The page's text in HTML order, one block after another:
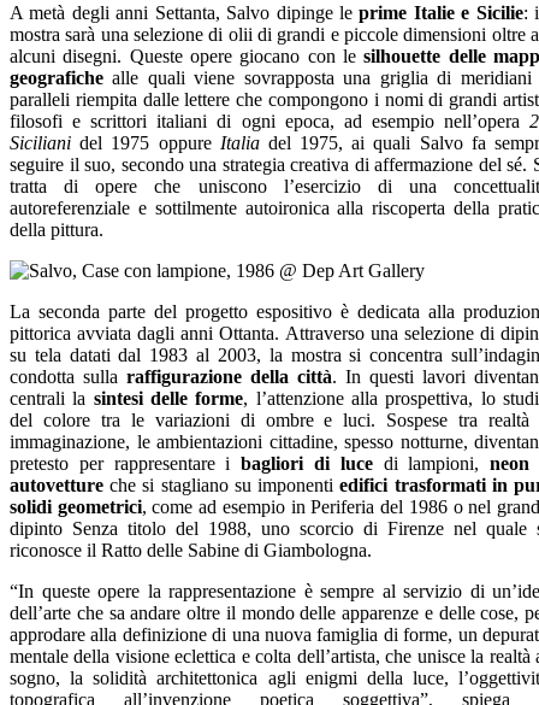
A metà degli anni Settanta, Salvo dipinge leprime Italie e Sicilie:
mostra sarà una selezione di olii di grandi e piccole dimensioni oltre
alcuni disegni. Queste opere giocano con lesilhouette delle
geografiche alle quali viene sovrapposta una griglia di meridiani
paralleli riempita dalle lettere che compongono i nomi di grandi
filosofi e scrittori italiani di ogni epoca, ad esempio nell’opera
Siciliani del 1975 oppureItaliadel 1975, ai quali Salvo fa
seguire il suo, secondo una strategia creativa di affermazione del sé.
tratta di opere che uniscono l’esercizio di una
autoreferenziale e sottilmente autoironica alla riscoperta della
della pittura.
La seconda parte del progetto espositivo è dedicata alla
pittorica avviata dagli anni Ottanta. Attraverso una selezione di
su tela datati dal 1983 al 2003, la mostra si concentra
condotta sulla raffigurazione della città. In questi lavori
centrali la sintesi delle forme, l’attenzione alla prospettiva, lo
del colore tra le variazioni di ombre e luci. Sospese tra realtà
immaginazione, le ambientazioni cittadine, spesso notturne,
pretesto per rappresentare i bagliori di lucedi lampioni,neon
autovetture che si stagliano su imponenti edifici trasformati in
solidi geometrici, come ad esempio in Periferia del 1986 o nel
dipinto Senza titolo del 1988, uno scorcio di Firenze nel quale
riconosce il Ratto delle Sabine di Giambologna.
“In queste opere la rappresentazione è sempre al servizio di
dell’arte che sa andare oltre il mondo delle apparenze e delle cose,
approdare alla definizione di una nuova famiglia di forme, un
mentale della visione eclettica e colta dell’artista, che unisce la realtà
sogno, la solidità architettonica agli enigmi della luce,
topografica all’invenzione poetica soggettiva”, spiega